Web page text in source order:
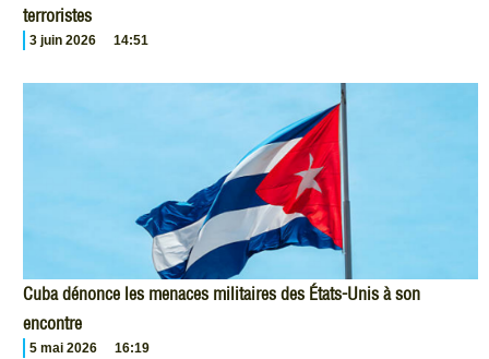
terroristes
3 juin 2026 14:51
Cuba dénonce les menaces militaires des États-Unis à son
encontre
5 mai 2026 16:19